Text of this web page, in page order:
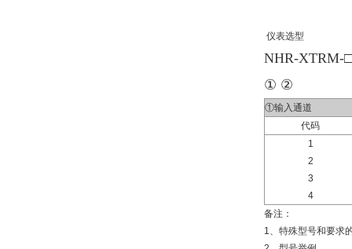
仪表选型
NHR-XTRM-
① ②
①输入通道
代码
1
2
3
4
备注：
1、特殊型号和要求